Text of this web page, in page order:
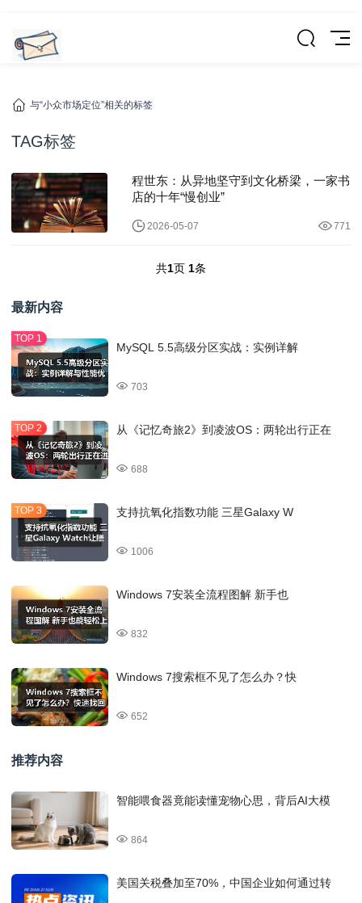
与“小众市场定位”相关的标签
TAG标签
程世东：从异地坚守到文化桥梁，一家书
店的十年“慢创业”
2026-05-07 771
共1页 1条
最新内容
MySQL 5.5高级分区实战：实例详解
703
从《记忆奇旅2》到凌波OS：两轮出行正在
688
支持抗氧化指数功能 三星Galaxy W
1006
Windows 7安装全流程图解 新手也
832
Windows 7搜索框不见了怎么办？快
652
推荐内容
智能喂食器竟能读懂宠物心思，背后AI大模
864
美国关税叠加至70%，中国企业如何通过转